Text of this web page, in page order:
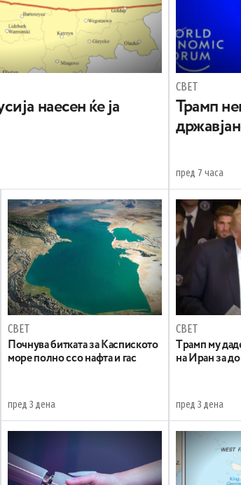
наесен ќе ја
СВЕТ
Трамп
пред 7 часа
СВЕТ
Почнува битката за Каспиското
море полно ссо нафта и гас
пред 3 дена
СВЕТ
Tрамп му
на Иран за
пред 3 дена